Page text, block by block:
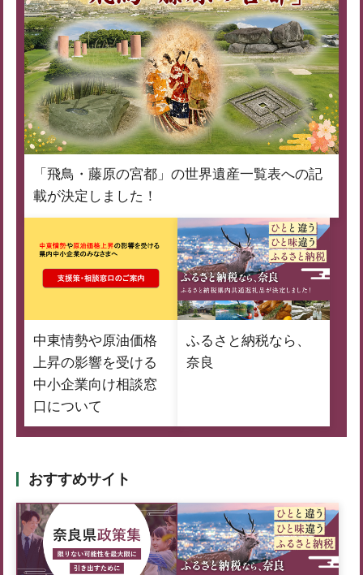
「飛鳥・藤原の宮都」の世界遺産一覧表への記
載が決定しました！
中東情勢や原油価格
上昇の影響を受ける
中小企業向け相談窓
口について
ふるさと納税なら、
奈良
おすすめサイト